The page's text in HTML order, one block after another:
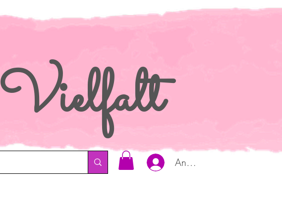
Vielfalt
Anmelden